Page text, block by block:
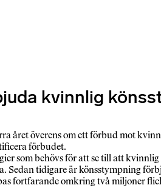
kvinnlig
överens om ett förbud mot
förbudet.
som behövs för att se till att
tidigare är könsstympning
fortfarande omkring två miljoner